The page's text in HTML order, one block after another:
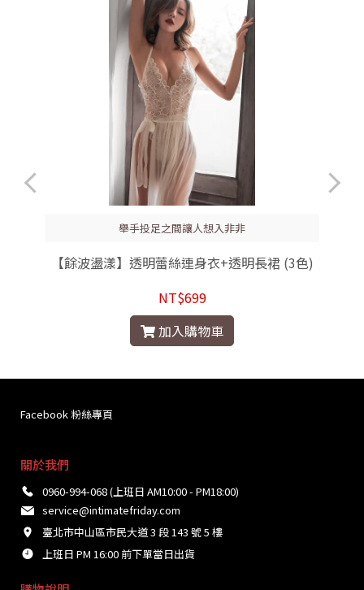
舉手投足之間讓人想入非非
【餘波盪漾】透明蕾絲連身衣+透明長裙 (3色)
NT$699
加入購物車
關於我們
0960-994-068 (上班日 AM10:00 - PM18:00)
service@intimatefriday.com
臺北市中山區市民大道 3 段 143 號 5 樓
上班日 PM 16:00 前下單當日出貨
Facebook 粉絲專頁